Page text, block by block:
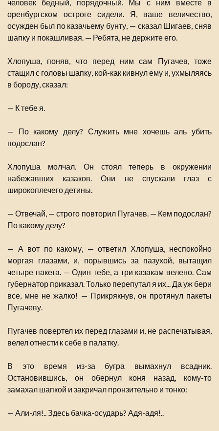
человек бедный, порядочный. Мы с ним вместе в
оренбургском остроге сидели. Я, ваше величество,
осужден был по казачьему бунту, — сказал Шигаев, сняв
шапку и покашливая. — Ребята, не держите его.
Хлопуша, поняв, что перед ним сам Пугачев, тоже
стащил с головы шапку, кой-как кивнул ему и, ухмыляясь
в бороду, сказал:
— К тебе я.
— По какому делу? Служить мне хочешь аль убить
подослан?
Хлопуша молчал. Он стоял теперь в окружении
набежавших казаков. Они не спускали глаз с
широкоплечего детины.
— Отвечай, — строго повторил Пугачев. — Кем подослан?
По какому делу?
— А вот по какому, — ответил Хлопуша, неспокойно
моргая глазами, и, порывшись за пазухой, вытащил
четыре пакета. — Один тебе, а три казакам велено. Сам
губернатор приказал. Только перепутал я их... Да уж бери
все, мне не жалко! — Прикрякнув, он протянул пакеты
Пугачеву.
Пугачев повертел их перед глазами и, не распечатывая,
велел отнести к себе в палатку.
В это время из-за бугра вымахнул всадник.
Остановившись, он обернул коня назад, кому-то
замахал шапкой и закричал пронзительно и тонко:
— Али-ля!.. Здесь бачка-осударь? Адя-адя!..